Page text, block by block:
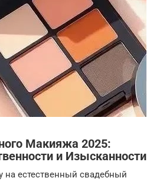
Макияжа 2025:
и Изысканности
на естественный свадебный